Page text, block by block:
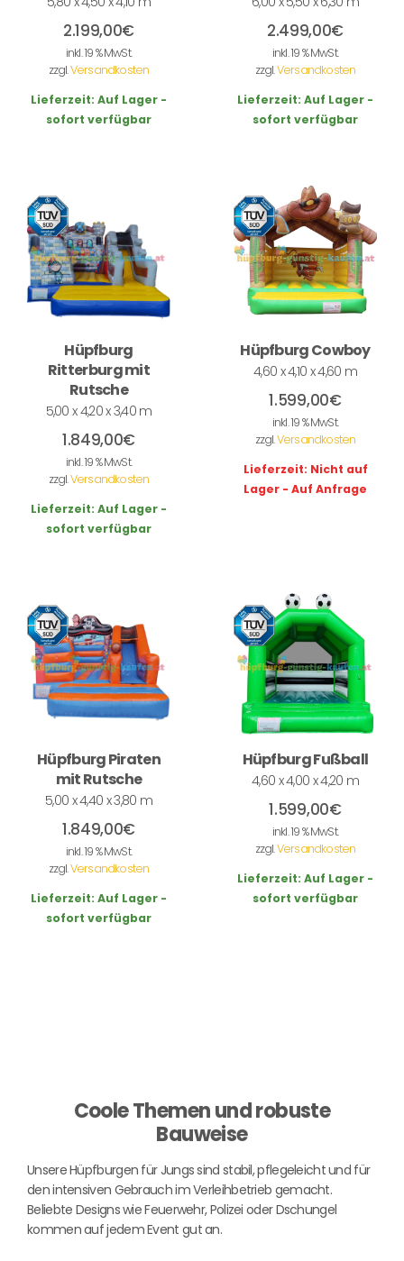
2.199,00€
inkl. 19 % MwSt.
zzgl.Versandkosten
Lieferzeit: Auf Lager -
sofort verfügbar
2.499,00€
inkl. 19 % MwSt.
zzgl.Versandkosten
Lieferzeit: Auf Lager -
sofort verfügbar
Hüpfburg
Ritterburg mit
Rutsche
5,00 x 4,20 x 3,40 m
1.849,00€
inkl. 19 % MwSt.
zzgl.Versandkosten
Lieferzeit: Auf Lager -
sofort verfügbar
Hüpfburg Cowboy
4,60 x 4,10 x 4,60 m
1.599,00€
inkl. 19 % MwSt.
zzgl.Versandkosten
Lieferzeit: Nicht auf
Lager - Auf Anfrage
Hüpfburg Piraten
mit Rutsche
5,00 x 4,40 x 3,80 m
1.849,00€
inkl. 19 % MwSt.
zzgl.Versandkosten
Lieferzeit: Auf Lager -
sofort verfügbar
Hüpfburg Fußball
4,60 x 4,00 x 4,20 m
1.599,00€
inkl. 19 % MwSt.
zzgl.Versandkosten
Lieferzeit: Auf Lager -
sofort verfügbar
Coole Themen und robuste
Bauweise
Unsere Hüpfburgen für Jungs sind stabil, pflegeleicht und für
den intensiven Gebrauch im Verleihbetrieb gemacht.
Beliebte Designs wie Feuerwehr, Polizei oder Dschungel
kommen auf jedem Event gut an.